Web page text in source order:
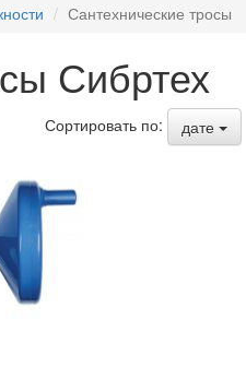
Сантехнические тросы
Сибртех
Сортировать по: дате